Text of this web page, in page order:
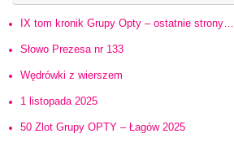
IX tom kronik Grupy Opty – ostatnie strony…
Słowo Prezesa nr 133
Wędrówki z wierszem
1 listopada 2025
50 Zlot Grupy OPTY – Łagów 2025